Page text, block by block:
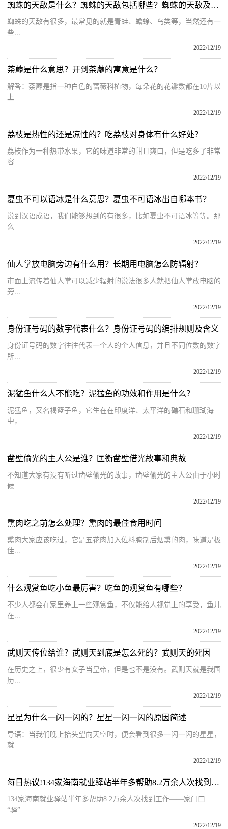
蜘蛛的天敌是什么？蜘蛛的天敌包括哪些？蜘蛛的天敌及克星
蜘蛛的天敌有很多，最常见的就是青蛙、蟾蜍、鸟类等，当然还有一
些...
2022/12/19
荼蘼是什么意思？开到荼蘼的寓意是什么？
解答：荼蘼是指一种白色的蔷薇科植物，每朵花的花瓣数都在10片以
上...
2022/12/19
荔枝是热性的还是凉性的？吃荔枝对身体有什么好处？
荔枝作为一种热带水果，它的味道非常的甜且爽口，但是吃多了非常
容...
2022/12/19
夏虫不可以语冰是什么意思？夏虫不可语冰出自哪本书？
说到汉语成语，我们能够想到的有很多，比如夏虫不可语冰等等。那
么...
2022/12/19
仙人掌放电脑旁边有什么用？长期用电脑怎么防辐射？
市面上流传着仙人掌可以减少辐射的说法很多人就把仙人掌放电脑的
旁...
2022/12/19
身份证号码的数字代表什么？身份证号码的编排规则及含义
身份证号码的数字往往代表一个人的个人信息，并且不同位数的数字
所...
2022/12/19
泥猛鱼什么人不能吃？泥猛鱼的功效和作用是什么？
泥猛鱼，又名褐篮子鱼，它生在在印度洋、太平洋的礁石和珊瑚海
中，...
2022/12/19
凿壁偷光的主人公是谁？匡衡凿壁借光故事和典故
不知道大家有没有听过凿壁偷光的故事，凿壁偷光的主人公由于小时
候...
2022/12/19
熏肉吃之前怎么处理？熏肉的最佳食用时间
熏肉大家应该吃过，它是五花肉加入佐料腌制后烟熏的肉，味道是极
佳...
2022/12/19
什么观赏鱼吃小鱼最厉害？吃鱼的观赏鱼有哪些？
不少人都会在家里养上一些观赏鱼，不仅能给人视觉上的享受，鱼儿
在...
2022/12/19
武则天传位给谁？武则天到底是怎么死的？武则天的死因
在历史之上，很少有女子当皇帝，但是也不是没有。武则天就是我国
历...
2022/12/19
星星为什么一闪一闪的？星星一闪一闪的原因简述
导语：当我们晚上抬头望向天空时，便会看到很多一闪一闪的星星，
就...
2022/12/19
每日热议!134家海南就业驿站半年多帮助8.2万余人次找到工作
134家海南就业驿站半年多帮助8 2万余人次找到工作——家门口
“驿”...
2022/12/19